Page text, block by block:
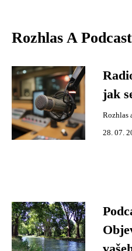
Rozhlas A
jak
Rozhlas
28. 07.